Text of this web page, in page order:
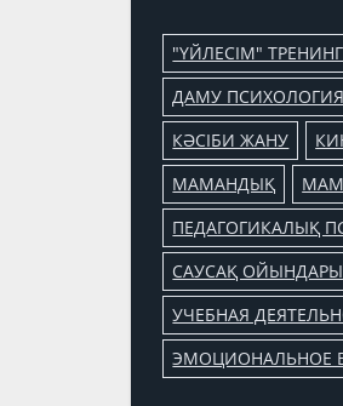
"ҮЙЛЕСІМ"
ДАМУ
КӘСІБИ ЖАНУ
МАМАНДЫҚ
ПЕДАГОГИКАЛЫҚ
САУСАҚ ОЙЫНДАРЫ
УЧЕБНАЯ
ЭМОЦИОНАЛЬНОЕ